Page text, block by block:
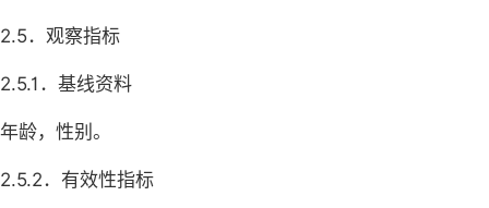
2.5．观察指标
2.5.1．基线资料
年龄，性别。
2.5.2．有效性指标